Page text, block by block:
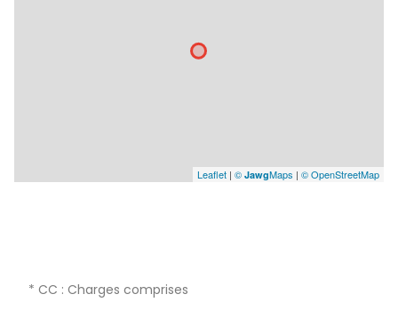
Leaflet | © JawgMaps | © OpenStreetMap
* CC : Charges comprises